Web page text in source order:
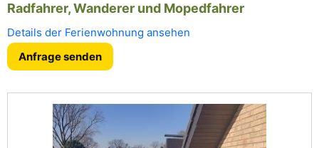
Radfahrer, Wanderer und Mopedfahrer
Details der Ferienwohnung ansehen
Anfrage senden